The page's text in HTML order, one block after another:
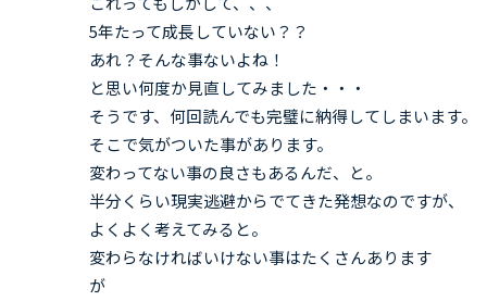
5年たって成長していない？？
あれ？そんな事ないよね！
と思い何度か見直してみました・・・
そうです、何回読んでも完璧に納得してしまいます。
そこで気がついた事があります。
変わってない事の良さもあるんだ、と。
半分くらい現実逃避からでてきた発想なのですが、
よくよく考えてみると。
変わらなければいけない事はたくさんあります
が